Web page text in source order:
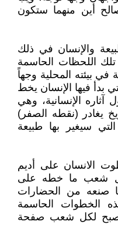
أين منهما ستكون
والإنسان في ذلك
اللحظات الحاسمة
في بيئته المحلية وجهاً
بدأ فيها الإنسان يخط
الإنسانية، وهي
يغادر (نقطه الصفر)
سيغير بها طبيعة
الانسان على أديم
شعب ما خطه على
صنعه من الحضارات
الخطوات الحاسمة
وأصبح لكل شعب صفحة